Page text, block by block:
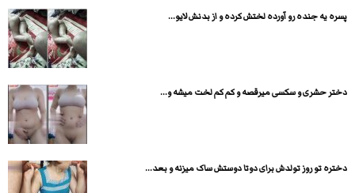
پسره یه جنده رو آورده لختش کرده و از بدنش لایو...
دختر حشری و سکسی میرقصه و کم کم لخت میشه و...
دختره تو روز تولدش برای دوتا دوستش ساک میزنه و بعد...